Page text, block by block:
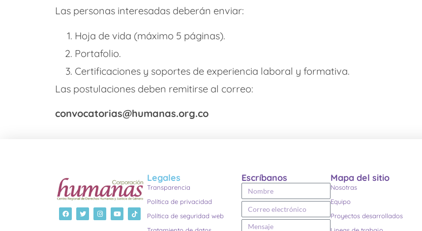
Las personas interesadas deberán enviar:
Hoja de vida (máximo 5 páginas).
Portafolio.
Certificaciones y soportes de experiencia laboral y formativa.
Las postulaciones deben remitirse al correo:
convocatorias@humanas.org.co
Legales
Transparencia
Política de privacidad
Política de seguridad web
Escríbanos Mapa del sitio
Nosotras
Equipo
Proyectos desarrollados